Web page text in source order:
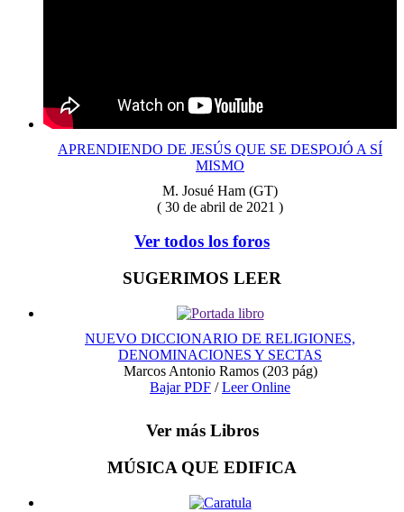
APRENDIENDO DE JESÚS QUE SE DESPOJÓ A SÍ
MISMO
M. Josué Ham (GT)
( 30 de abril de 2021 )
Ver todos los foros
SUGERIMOS LEER
NUEVO DICCIONARIO DE RELIGIONES,
DENOMINACIONES Y SECTAS
Marcos Antonio Ramos (203 pág)
Bajar PDF /Leer Online
Ver más Libros
MÚSICA QUE EDIFICA